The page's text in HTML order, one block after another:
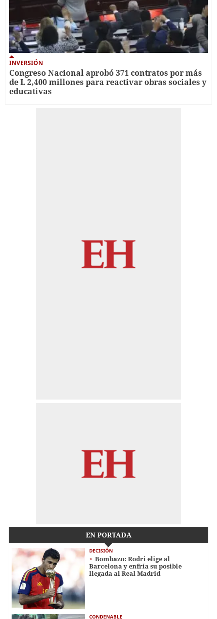
INVERSIÓN
Congreso Nacional aprobó 371 contratos por más
de L 2,400 millones para reactivar obras sociales y
educativas
EN PORTADA
DECISIÓN
Bombazo: Rodri elige al
Barcelona y enfría su posible
llegada al Real Madrid
CONDENABLE